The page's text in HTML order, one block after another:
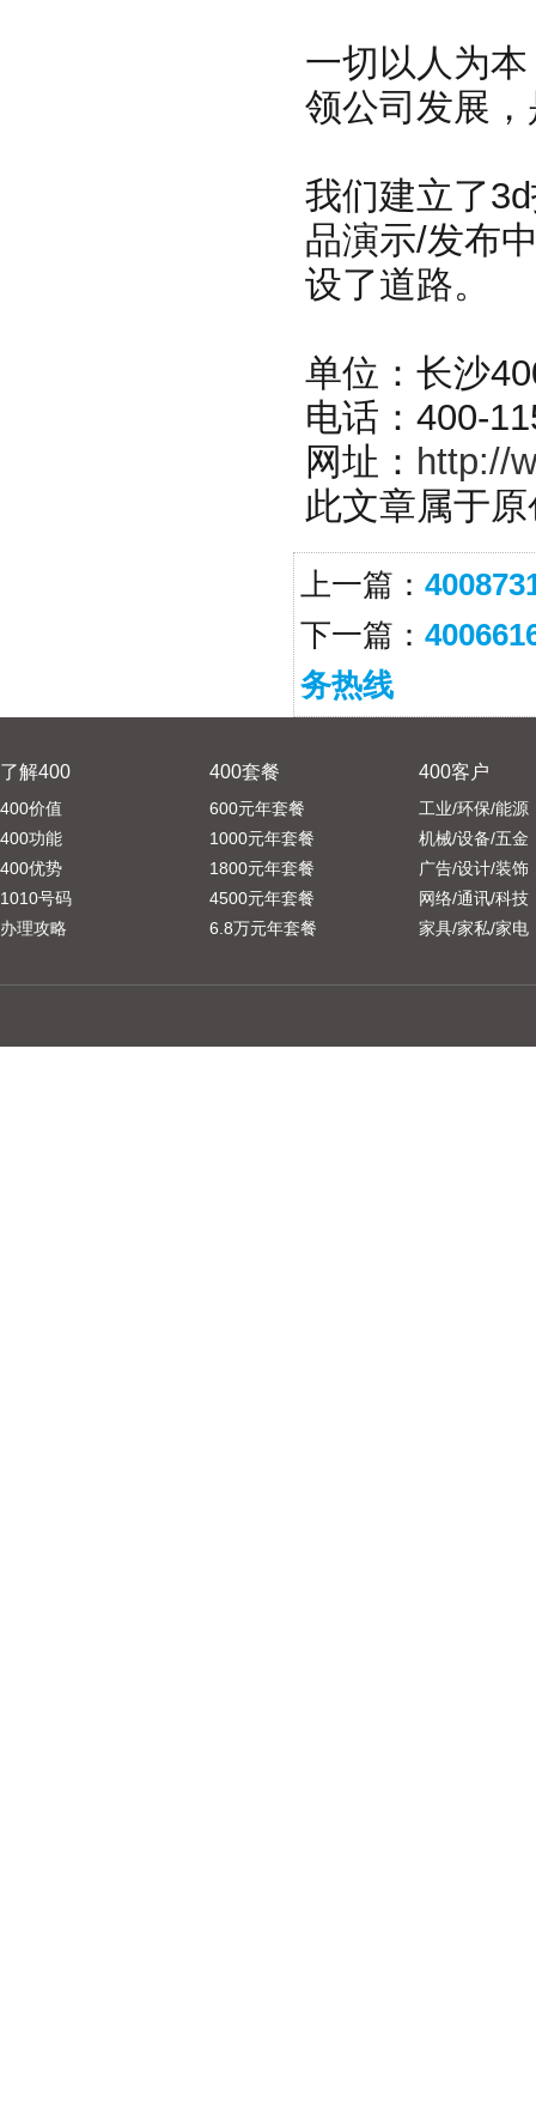
一切以人为
领公司发展
我们建立了
品演示/发布
设了道路。
单位：长沙
电话：400-
网址： http://
此文章属于
上一篇：
下一篇：
务热线
了解400
400价值
400功能
400优势
1010号码
办理攻略
400套餐
600元年套餐
1000元年套餐
1800元年套餐
4500元年套餐
6.8万元年套餐
400客户
工业/环保/能源
机械/设备/五金
广告/设计/装饰
网络/通讯/科技
家具/家私/家电